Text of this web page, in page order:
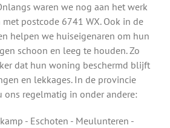
waren we nog aan het werk
postcode 6741 WX. Ook in de
helpen we huiseigenaren om hun
schoon en leeg te houden. Zo
dat hun woning beschermd blijft
en lekkages. In de provincie
ons regelmatig in onder andere:
- Eschoten - Meulunteren -